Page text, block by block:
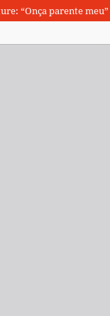
“Onça parente meu”